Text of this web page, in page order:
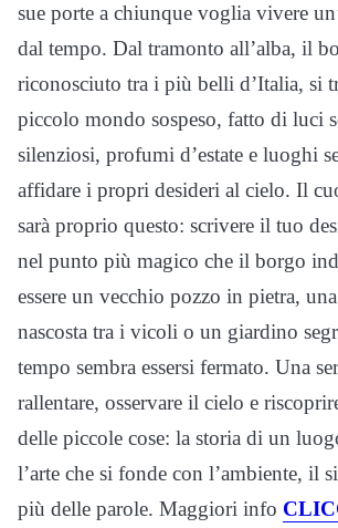
sue porte a chiunque voglia vivere
dal tempo. Dal tramonto all’alba, il
riconosciuto tra i più belli d’Italia, si
piccolo mondo sospeso, fatto di luci
silenziosi, profumi d’estate e luoghi
affidare i propri desideri al cielo. Il
sarà proprio questo: scrivere il tuo
nel punto più magico che il borgo
essere un vecchio pozzo in pietra,
nascosta tra i vicoli o un giardino
tempo sembra essersi fermato. Una
rallentare, osservare il cielo e
delle piccole cose: la storia di un
l’arte che si fonde con l’ambiente, il
più delle parole. Maggiori info